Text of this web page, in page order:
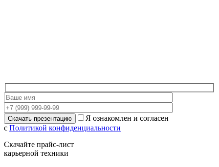
Я ознакомлен и согласен
с Политикой конфиденциальности
Скачайте прайс-лист
карьерной техники